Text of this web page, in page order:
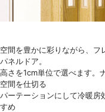
空間を豊かに彩りながら、
パネルドア。
高さを1cm単位で選べます。
空間を仕切る
パーテーションにして冷暖房
すめ